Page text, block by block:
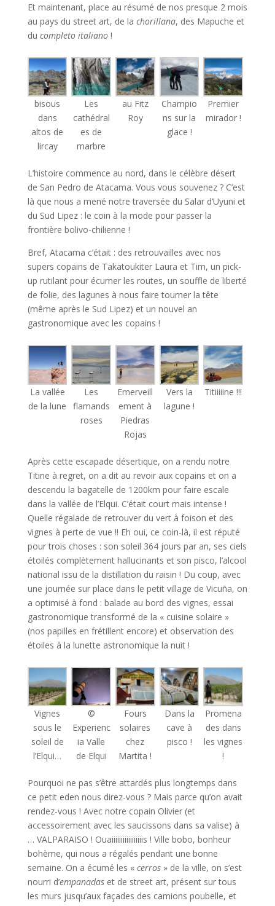
Et maintenant, place au résumé de nos presque 2 mois
au pays du street art, de la chorillana, des Mapuche et
du completo italiano!
bisous
dans
altos de
lircay
Les
cathédral
es de
marbre
au Fitz
Roy
Champio
ns sur la
glace !
Premier
mirador !
L’histoire commence au nord, dans le célèbre désert
de San Pedro de Atacama. Vous vous souvenez ? C’est
là que nous a mené notre traversée du Salar d’Uyuni et
du Sud Lipez : le coin à la mode pour passer la
frontière bolivo-chilienne !
Bref, Atacama c’était : des retrouvailles avec nos
supers copains de Takatoukiter Laura et Tim, un pick-
up rutilant pour écumer les routes, un souffle de liberté
de folie, des lagunes à nous faire tourner la tête
(même après le Sud Lipez) et un nouvel an
gastronomique avec les copains !
La vallée
de la lune
Les
flamands
roses
Emerveill
ement à
Piedras
Rojas
Vers la
lagune !
Titiiiiine !!!
Après cette escapade désertique, on a rendu notre
Titine à regret, on a dit au revoir aux copains et on a
descendu la bagatelle de 1200km pour faire escale
dans la vallée de l’Elqui. C’était court mais intense !
Quelle régalade de retrouver du vert à foison et des
vignes à perte de vue !! Eh oui, ce coin-là, il est réputé
pour trois choses : son soleil 364 jours par an, ses ciels
étoilés complètement hallucinants et son pisco, l’alcool
national issu de la distillation du raisin ! Du coup, avec
une journée sur place dans le petit village de Vicuña, on
a optimisé à fond : balade au bord des vignes, essai
gastronomique transformé de la « cuisine solaire »
(nos papilles en frétillent encore) et observation des
étoiles à la lunette astronomique la nuit !
Vignes
sous le
soleil de
l’Elqui…
©
Experienc
ia Valle
de Elqui
Fours
solaires
chez
Martita !
Dans la
cave à
pisco !
Promena
des dans
les vignes
!
Pourquoi ne pas s’être attardés plus longtemps dans
ce petit eden nous direz-vous ? Mais parce qu’on avait
rendez-vous ! Avec notre copain Olivier (et
accessoirement avec les saucissons dans sa valise) à
… VALPARAISO ! Ouaiiiiiiiiiiiiiiiiis ! Ville bobo, bonheur
bohème, qui nous a régalés pendant une bonne
semaine. On a écumé les « cerros» de la ville, on s’est
nourri d’empanadaset de street art, présent sur tous
les murs jusqu’aux façades des camions poubelle, et